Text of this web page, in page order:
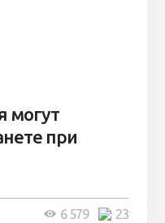
могут
при
23
6 579